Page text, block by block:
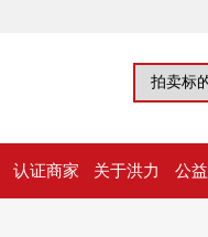
认证商家 关于洪力 公